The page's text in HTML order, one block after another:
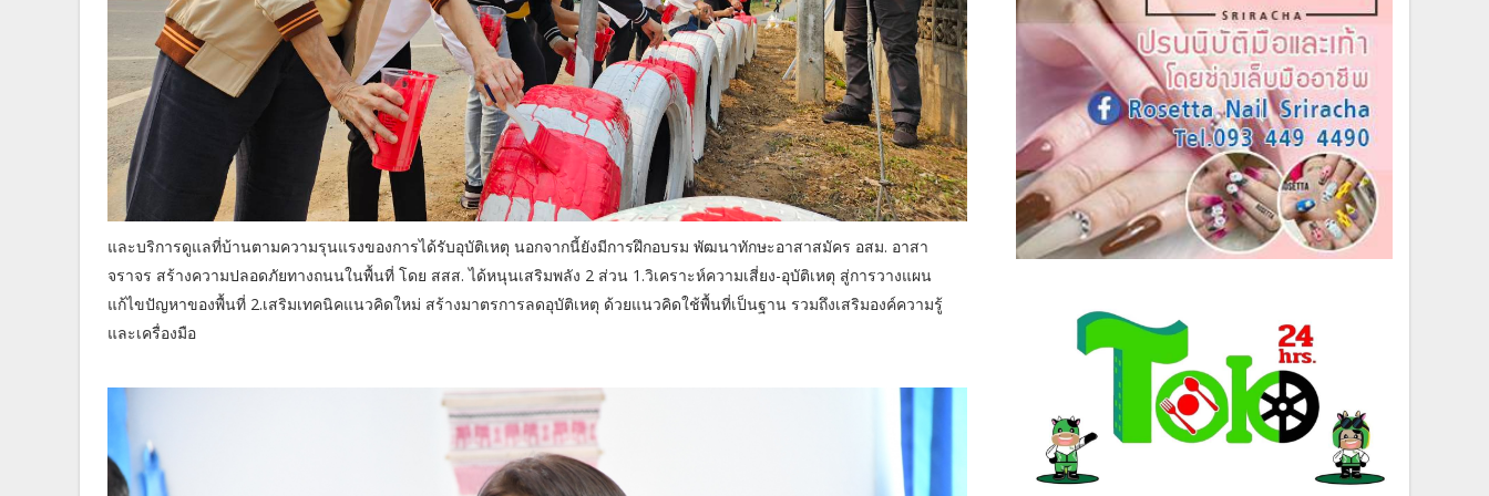
และบริการดูแลที่บ้านตามความรุนแรงของการได้รับอุบัติเหตุ นอกจากนี้ยังมีการฝึกอบรม พัฒนาทักษะอาสาสมัคร อสม. อาสา
จราจร สร้างความปลอดภัยทางถนนในพื้นที่ โดย สสส. ได้หนุนเสริมพลัง 2 ส่วน 1.วิเคราะห์ความเสี่ยง-อุบัติเหตุ สู่การวางแผน
แก้ไขปัญหาของพื้นที่ 2.เสริมเทคนิคแนวคิดใหม่ สร้างมาตรการลดอุบัติเหตุ ด้วยแนวคิดใช้พื้นที่เป็นฐาน รวมถึงเสริมองค์ความรู้
และเครื่องมือ